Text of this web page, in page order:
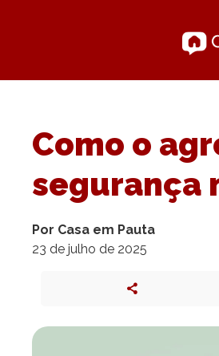
Como o
segurança
Por Casa em Pauta
23 de julho de 2025